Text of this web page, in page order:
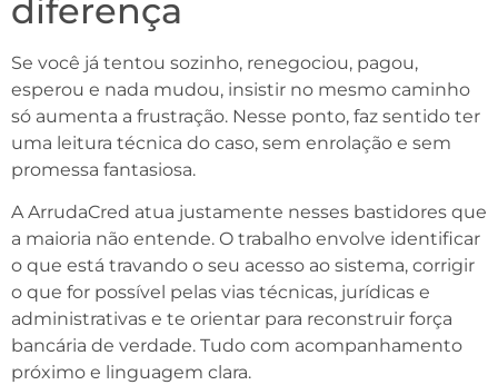
diferença
Se você já tentou sozinho, renegociou, pagou,
esperou e nada mudou, insistir no mesmo caminho
só aumenta a frustração. Nesse ponto, faz sentido ter
uma leitura técnica do caso, sem enrolação e sem
promessa fantasiosa.
A ArrudaCred atua justamente nesses bastidores que
a maioria não entende. O trabalho envolve identificar
o que está travando o seu acesso ao sistema, corrigir
o que for possível pelas vias técnicas, jurídicas e
administrativas e te orientar para reconstruir força
bancária de verdade. Tudo com acompanhamento
próximo e linguagem clara.